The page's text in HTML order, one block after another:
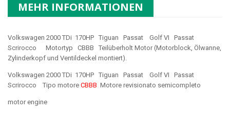
MEHR INFORMATIONEN
Volkswagen 2000 TDi 170HP Tiguan Passat Golf VI Passat
Scrirocco Motortyp CBBB
Teilüberholt Motor (Motorblock, Ölwanne,
Zylinderkopf und Ventildeckel montiert).
Volkswagen 2000 TDi 170HP Tiguan Passat Golf VI Passat
Scrirocco Tipo motore CBBB Motore revisionato semicompleto
motor engine